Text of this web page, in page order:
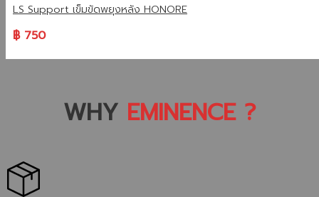
LS Support เข็มขัดพยุงหลัง HONORE
฿750
WHY EMINENCE ?